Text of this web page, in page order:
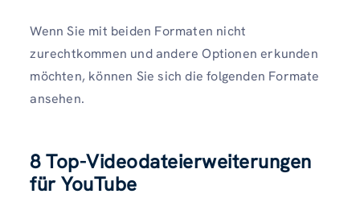
Wenn Sie mit beiden Formaten nicht
zurechtkommen und andere Optionen erkunden
möchten, können Sie sich die folgenden Formate
ansehen.
8 Top-Videodateierweiterungen
für YouTube